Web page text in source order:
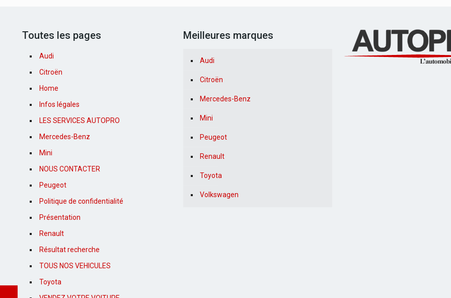
Toutes les pages
Audi
Citroën
Home
Infos légales
LES SERVICES AUTOPRO
Mercedes-Benz
Mini
NOUS CONTACTER
Peugeot
Politique de confidentialité
Présentation
Renault
Résultat recherche
TOUS NOS VEHICULES
Toyota
Meilleures marques
Audi
Citroën
Mercedes-Benz
Mini
Peugeot
Renault
Toyota
Volkswagen